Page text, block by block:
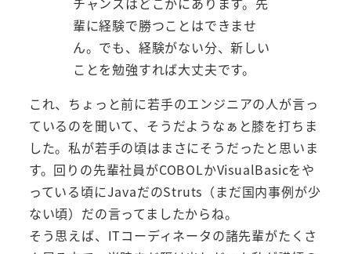
輩に経験で勝つことはできませ
ん。でも、経験がない分、新しい
ことを勉強すれば大丈夫です。
これ、ちょっと前に若手のエンジニアの人が言っ
ているのを聞いて、そうだようなぁと膝を打ちま
した。私が若手の頃はまさにそうだったと思いま
す。回りの先輩社員がCOBOLかVisualBasicをや
っている頃にJavaだのStruts（まだ国内事例が少
ない頃）だの言ってましたからね。
そう思えば、ITコーディネータの諸先輩がたくさ